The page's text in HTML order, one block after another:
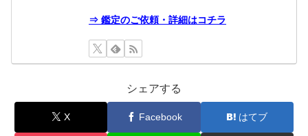
⇒ 鑑定のご依頼・詳細はコチラ
シェアする
X Facebook はてブ